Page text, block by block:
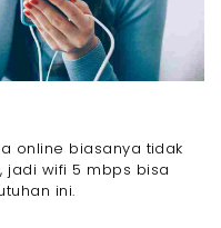
online biasanya tidak
jadi wifi 5 mbps bisa
ini.